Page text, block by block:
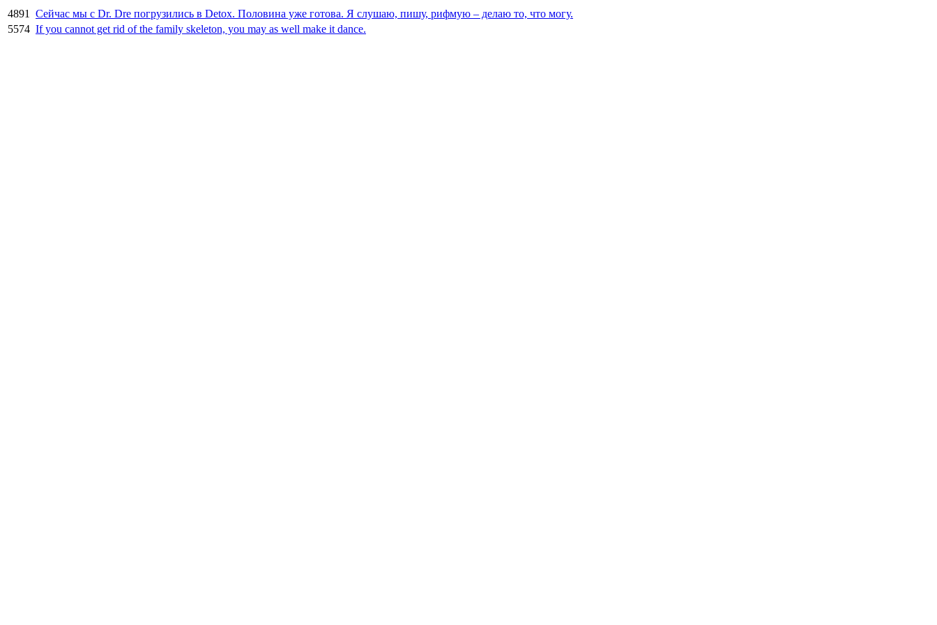
4891
Сейчас мы с Dr. Dre погрузились в Detox. Половина уже готова. Я слушаю, пишу, рифмую – делаю то, что могу.
5574 If you cannot get rid of the family skeleton, you may as well make it dance.